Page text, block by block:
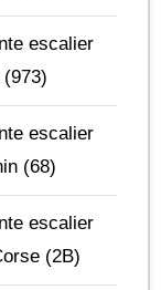
escalier
(973)
escalier
(68)
escalier
(2B)